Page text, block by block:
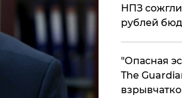
НПЗ
рублей
"Опасная
The